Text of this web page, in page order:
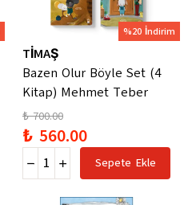
%20 İndirim
TİMAŞ
Bazen Olur Böyle Set (4
Kitap) Mehmet Teber
₺ 700.00
₺ 560.00
Sepete Ekle